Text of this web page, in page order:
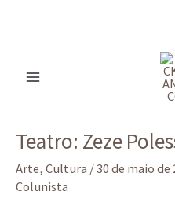
Teatro: Zeze
Arte, Cultura /30 de maio de
Colunista
Zeze
Polessa
vive Nara